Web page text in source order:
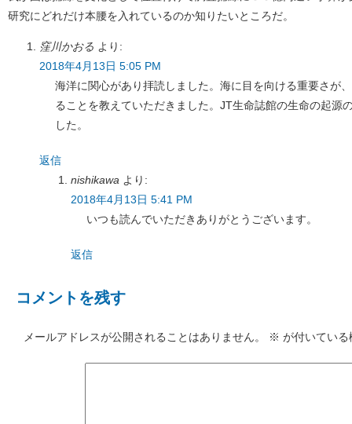
研究にどれだけ本腰を入れているのか知りたいところだ。
窪川かおる より:
2018年4月13日 5:05 PM
海洋に関心があり拝読しました。海に目を向ける重要さが
ることを教えていただきました。JT生命誌館の生命の起源
した。
返信
nishikawa より:
2018年4月13日 5:41 PM
いつも読んでいただきありがとうございます。
返信
コメントを残す
メールアドレスが公開されることはありません。 ※ が付いてい